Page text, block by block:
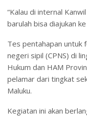
“Kalau di internal
barulah bisa diajukan
Tes pentahapan untuk
negeri sipil (CPNS) di
Hukum dan HAM
pelamar dari tingkat
Maluku.
Kegiatan ini akan